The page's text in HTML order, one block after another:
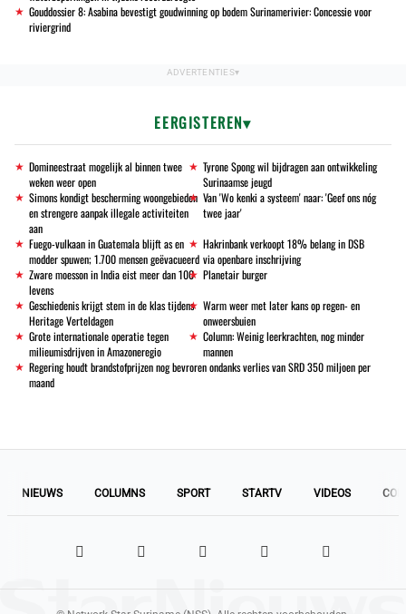
Gouddossier 8: Asabina bevestigt goudwinning op bodem Surinamerivier: Concessie voor
riviergrind
EERGISTEREN
Domineestraat mogelijk al binnen twee
weken weer open
Tyrone Spong wil bijdragen aan ontwikkeling
Surinaamse jeugd
Simons kondigt bescherming woongebieden
en strengere aanpak illegale activiteiten
aan
Van 'Wo kenki a systeem' naar: 'Geef ons nóg
twee jaar'
Fuego-vulkaan in Guatemala blijft as en
modder spuwen; 1.700 mensen geëvacueerd
Hakrinbank verkoopt 18% belang in DSB
via openbare inschrijving
Zware moesson in India eist meer dan 100
levens
Planetair burger
Geschiedenis krijgt stem in de klas tijdens
Heritage Verteldagen
Warm weer met later kans op regen- en
onweersbuien
Grote internationale operatie tegen
milieumisdrijven in Amazoneregio
Column: Weinig leerkrachten, nog minder
mannen
Regering houdt brandstofprijzen nog bevroren ondanks verlies van SRD 350 miljoen per
maand
NIEUWS COLUMNS SPORT STARTV VIDEOS